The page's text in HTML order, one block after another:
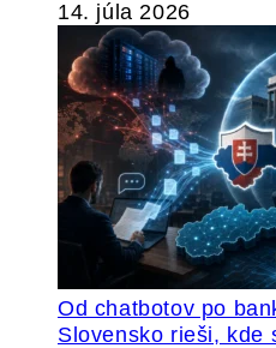
14. júla 2026
Od chatbotov po
Slovensko rieši, kde